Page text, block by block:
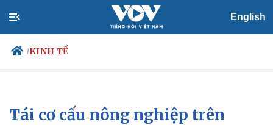
English
/KINH TẾ
Chính trị
Xã hội
Tái cơ cấu nông nghiệp trên